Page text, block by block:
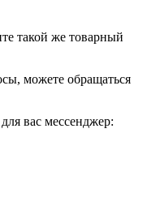
такой же товарный
можете обращаться
вас мессенджер: